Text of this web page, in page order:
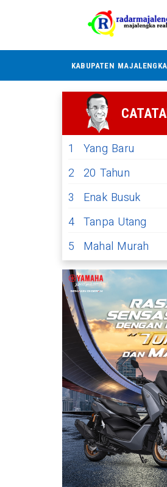
KABUPATEN MAJALENGKA
1
Yang Baru
2 20 Tahun
3
Enak Busuk
4 Tanpa Utang
5
Mahal Murah